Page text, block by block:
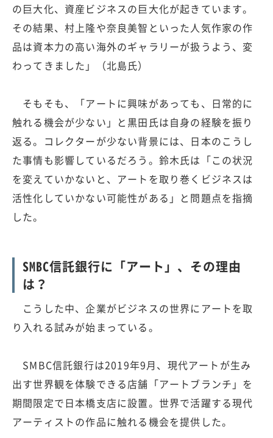
の巨大化、資産ビジネスの巨大化が起きています。
その結果、村上隆や奈良美智といった人気作家の作
品は資本力の高い海外のギャラリーが扱うよう、変
わってきました」（北島氏）
そもそも、「アートに興味があっても、日常的に
触れる機会が少ない」と黒田氏は自身の経験を振り
返る。コレクターが少ない背景には、日本のこうし
た事情も影響しているだろう。鈴木氏は「この状況
を変えていかないと、アートを取り巻くビジネスは
活性化していかない可能性がある」と問題点を指摘
した。
SMBC信託銀行に「アート」、その理由
は？
こうした中、企業がビジネスの世界にアートを取
り入れる試みが始まっている。
SMBC信託銀行は2019年9月、現代アートが生み
出す世界観を体験できる店舗「アートブランチ」を
期間限定で日本橋支店に設置。世界で活躍する現代
アーティストの作品に触れる機会を提供した。